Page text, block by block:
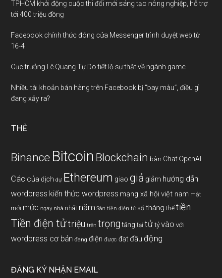
TPHCM khởi động cuộc thi đổi mới sáng tạo nông nghiệp, hỗ trợ
tới 400 triệu đồng
Facebook chính thức đóng cửa Messenger trình duyệt web từ
16-4
Cục trưởng Lê Quang Tự Do tiết lộ sự thật về ngành game
Nhiều tài khoản bán hàng trên Facebook bị “bay màu”, điều gì
đang xảy ra?
THẺ
Binance Bitcoin Blockchain bàn Chat OpenAI
Các của dịch dự Ethereum giao giả giảm hướng dẫn
wordpress kiến thức wordpress mạng xã hội việt nam mật
mới mức ngay nhà nhất năm Sàn tiền điện tử số tháng thế tiền
Tiền điện tửtriệu trên trọng tăng tại tử tỷ vào với
wordpress cơ bản đang điện được đạtđầu động
ĐĂNG KÝ NHẬN EMAIL